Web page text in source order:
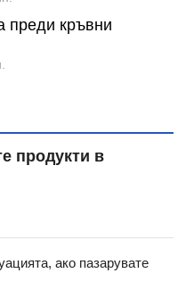
преди кръвни
продукти в
ако пазарувате